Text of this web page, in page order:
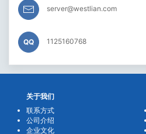
server@westlian.com
QQ 1125160768
关于我们
联系方式
公司介绍
企业文化